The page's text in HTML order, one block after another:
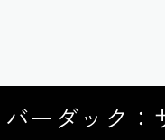
ーダック